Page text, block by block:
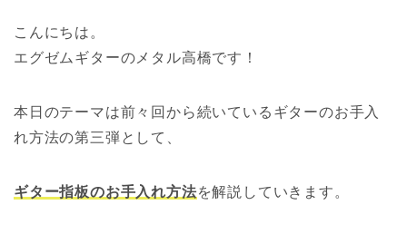
こんにちは。
エグゼムギターのメタル高橋です！
本日のテーマは前々回から続いているギターのお手入
れ方法の第三弾として、
ギター指板のお手入れ方法を解説していきます。